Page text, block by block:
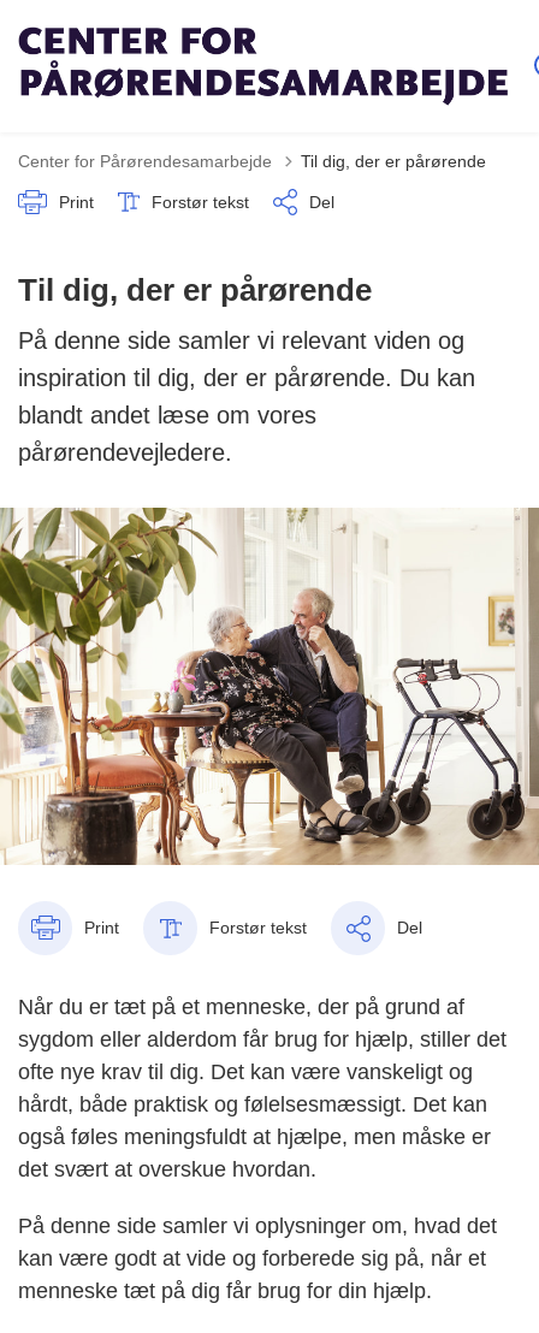
Center for Pårørendesamarbejde Til dig, der er pårørende
Print Forstør tekst Del
Til dig, der er pårørende
På denne side samler vi relevant viden og
inspiration til dig, der er pårørende. Du kan
blandt andet læse om vores
pårørendevejledere.
Print Forstør tekst Del
Når du er tæt på et menneske, der på grund af
sygdom eller alderdom får brug for hjælp, stiller det
ofte nye krav til dig. Det kan være vanskeligt og
hårdt, både praktisk og følelsesmæssigt. Det kan
også føles meningsfuldt at hjælpe, men måske er
det svært at overskue hvordan.
På denne side samler vi oplysninger om, hvad det
kan være godt at vide og forberede sig på, når et
menneske tæt på dig får brug for din hjælp.